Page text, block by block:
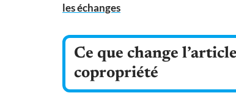
les échanges
Ce que change
copropriété